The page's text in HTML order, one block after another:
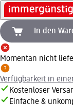
In den
Momentan nicht
Verfügbarkeit in
Kostenloser
Einfache &